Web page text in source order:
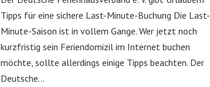
Tipps für eine sichere Last-Minute-Buchung Die Last-
Minute-Saison ist in vollem Gange. Wer jetzt noch
kurzfristig sein Feriendomizil im Internet buchen
möchte, sollte allerdings einige Tipps beachten. Der
Deutsche...